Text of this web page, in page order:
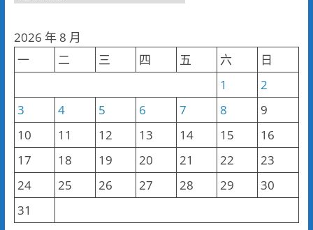
類
2026 年 8 月
一
二 三 四 五 六
日
1
2
3
4 5 6 7 8
9
10
11 12 13 14 15
16
17
18 19 20 21 22
23
24
25 26 27 28 29
30
31